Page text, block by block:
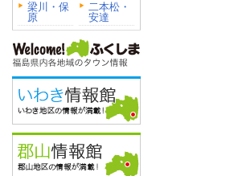
梁川・保
原
二本松・
安達